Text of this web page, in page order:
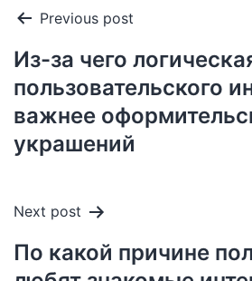
Post
navigation
Previous post
Из-за чего
пользовательского
важнее
украшений
Next post
По какой причине